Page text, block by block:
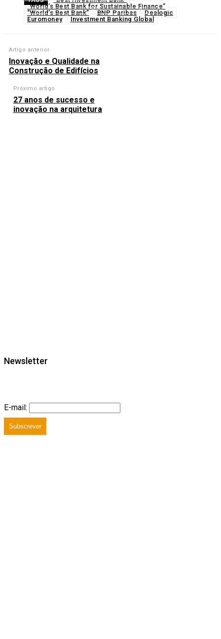
“World’s Best Bank for Sustainable Finance”
“World’s Best Bank”
BNP Paribas
Dealogic
Euromoney
Investment Banking Global
Artigo anterior
Inovação e Qualidade na
Construção de Edifícios
Próximo artigo
27 anos de sucesso e
inovação na arquitetura
Newsletter
E-mail:
Subscrever